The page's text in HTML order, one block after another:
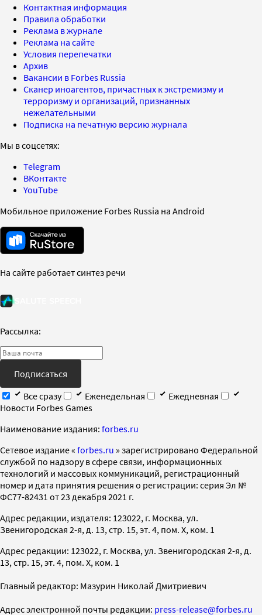
Контактная информация
Правила обработки
Реклама в журнале
Реклама на сайте
Условия перепечатки
Архив
Вакансии в Forbes Russia
Сканер иноагентов, причастных к экстремизму и
терроризму и организаций, признанных
нежелательными
Подписка на печатную версию журнала
Мы в соцсетях:
Telegram
ВКонтакте
YouTube
Мобильное приложение Forbes Russia на Android
На сайте работает синтез речи
Рассылка:
Подписаться
Все сразу
Еженедельная
Ежедневная
Новости Forbes Games
Наименование издания: forbes.ru
Cетевое издание « forbes.ru » зарегистрировано Федеральной
службой по надзору в сфере связи, информационных
технологий и массовых коммуникаций, регистрационный
номер и дата принятия решения о регистрации: серия Эл №
ФС77-82431 от 23 декабря 2021 г.
Адрес редакции, издателя: 123022, г. Москва, ул.
Звенигородская 2-я, д. 13, стр. 15, эт. 4, пом. X, ком. 1
Адрес редакции: 123022, г. Москва, ул. Звенигородская 2-я, д.
13, стр. 15, эт. 4, пом. X, ком. 1
Главный редактор: Мазурин Николай Дмитриевич
Адрес электронной почты редакции: press-release@forbes.ru